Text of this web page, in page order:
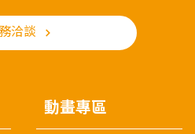
洽談
動畫專區